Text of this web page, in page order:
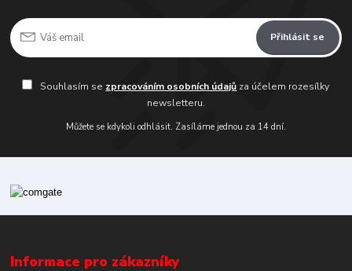
Přihlásit se
Souhlasím se zpracováním osobních údajů za účelem rozesílky
newsletteru.
Můžete se kdykoli odhlásit. Zasíláme jednou za 14 dní.
Informace pro zákazníky